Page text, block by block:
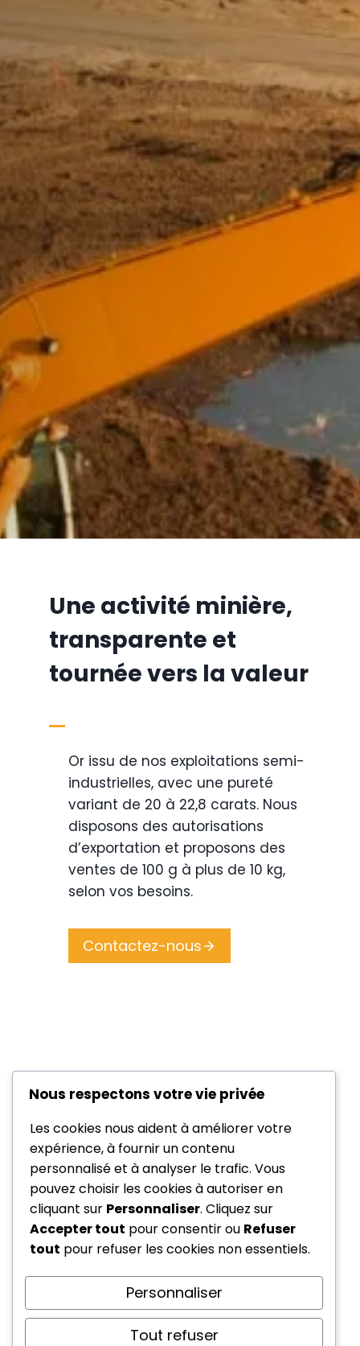
Une activité minière,
transparente et
tournée vers la valeur
Or issu de nos exploitations semi-
industrielles, avec une pureté
variant de 20 à 22,8 carats. Nous
disposons des autorisations
d’exportation et proposons des
ventes de 100 g à plus de 10 kg,
selon vos besoins.
Contactez-nous
Nous respectons votre vie privée
Les cookies nous aident à améliorer votre
expérience, à fournir un contenu
personnalisé et à analyser le trafic. Vous
pouvez choisir les cookies à autoriser en
cliquant sur Personnaliser. Cliquez sur
Accepter tout pour consentir ou Refuser
tout pour refuser les cookies non essentiels.
Personnaliser
Tout refuser